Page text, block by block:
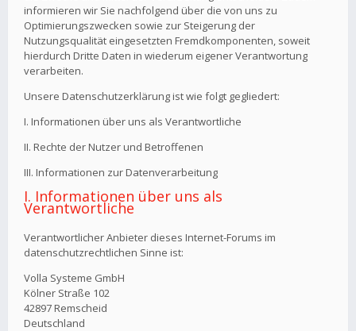
informieren wir Sie nachfolgend über die von uns zu
Optimierungszwecken sowie zur Steigerung der
Nutzungsqualität eingesetzten Fremdkomponenten, soweit
hierdurch Dritte Daten in wiederum eigener Verantwortung
verarbeiten.
Unsere Datenschutzerklärung ist wie folgt gegliedert:
I. Informationen über uns als Verantwortliche
II. Rechte der Nutzer und Betroffenen
III. Informationen zur Datenverarbeitung
I. Informationen über uns als
Verantwortliche
Verantwortlicher Anbieter dieses Internet-Forums im
datenschutzrechtlichen Sinne ist:
Volla Systeme GmbH
Kölner Straße 102
42897 Remscheid
Deutschland